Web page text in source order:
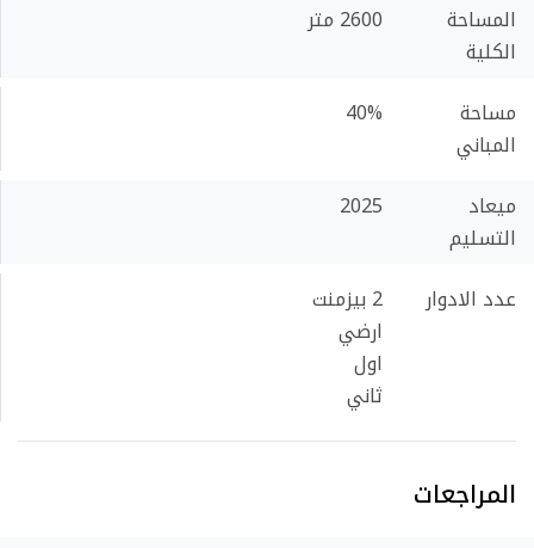
المساحة
الكلية
2600 متر
مساحة
المباني
40%
ميعاد
التسليم
2025
عدد الادوار
2 بيزمنت
ارضي
اول
ثاني
المراجعات